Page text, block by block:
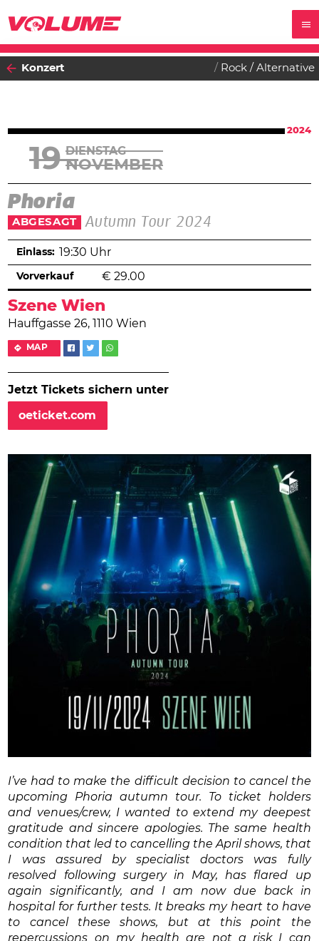
Konzert Rock / Alternative
2024
19 DIENSTAG
NOVEMBER
Phoria
ABGESAGT Autumn Tour 2024
Szene Wien
Hauffgasse 26, 1110 Wien
MAP
Jetzt Tickets sichern unter
oeticket.com
Einlass: 19:30 Uhr
Vorverkauf € 29.00
I’ve had to make the difficult decision to cancel the
upcoming Phoria autumn tour. To ticket holders
and venues/crew, I wanted to extend my deepest
gratitude and sincere apologies. The same health
condition that led to cancelling the April shows, that
I was assured by specialist doctors was fully
resolved following surgery in May, has flared up
again significantly, and I am now due back in
hospital for further tests. It breaks my heart to have
to cancel these shows, but at this point the
repercussions on my health are not a risk I can